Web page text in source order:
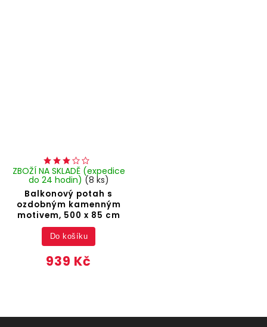
Balkonový potah s
ozdobným kamenným
motivem, 500 x 85 cm
ZBOŽÍ NA SKLADĚ (expedice
do 24 hodin) (8 ks)
939 Kč
Do košíku